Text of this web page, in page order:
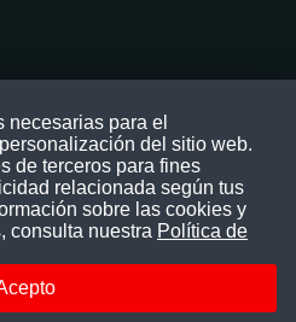
a través
correo:
necesarias para el
del sitio web.
de terceros para fines
relacionada según tus
sobre las cookies y
consulta nuestra Política de